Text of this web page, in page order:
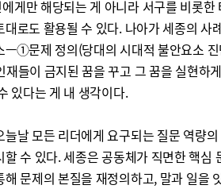
게만 해당되는 게 아니라 서구를 비롯
대로도 활용될 수 있다. 나아가 세종의
—①문제 정의(당대의 시대적 불안요소
재들이 금지된 꿈을 꾸고 그 꿈을 실현하
있다는 게 내 생각이다.
늘날 모든 리더에게 요구되는 질문 역량
할 수 있다. 세종은 공동체가 직면한 핵심
해 문제의 본질을 재정의하고, 말과 일을